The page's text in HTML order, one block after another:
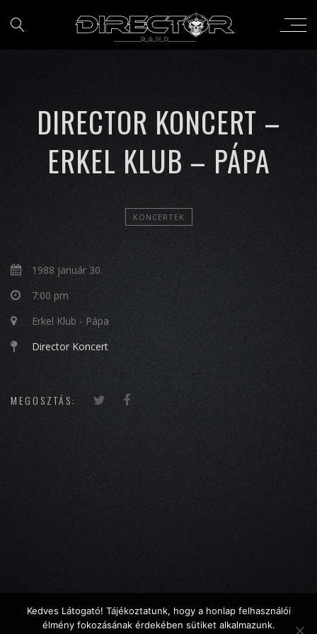
DIRECTOR KONCERT –
ERKEL KLUB – PÁPA
KONCERTEK
1988 január 30.
7:00 pm
Erkel Klub - Pápa
Director Koncert
MEGOSZTÁS:
Kedves Látogató! Tájékoztatunk, hogy a honlap felhasználói
élmény fokozásának érdekében sütiket alkalmazunk.